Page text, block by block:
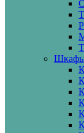
Шкафы